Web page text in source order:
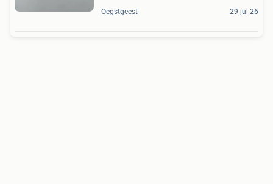
Oegstgeest 29 jul 26